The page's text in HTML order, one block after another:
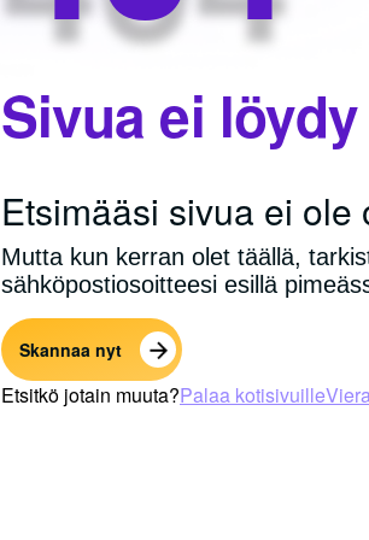
Sivua ei löydy
Etsimääsi sivua ei ole
Mutta kun kerran olet täällä,
sähköpostiosoitteesi esillä
Skannaa nyt
Etsitkö jotain muuta?Palaa kotisivuille